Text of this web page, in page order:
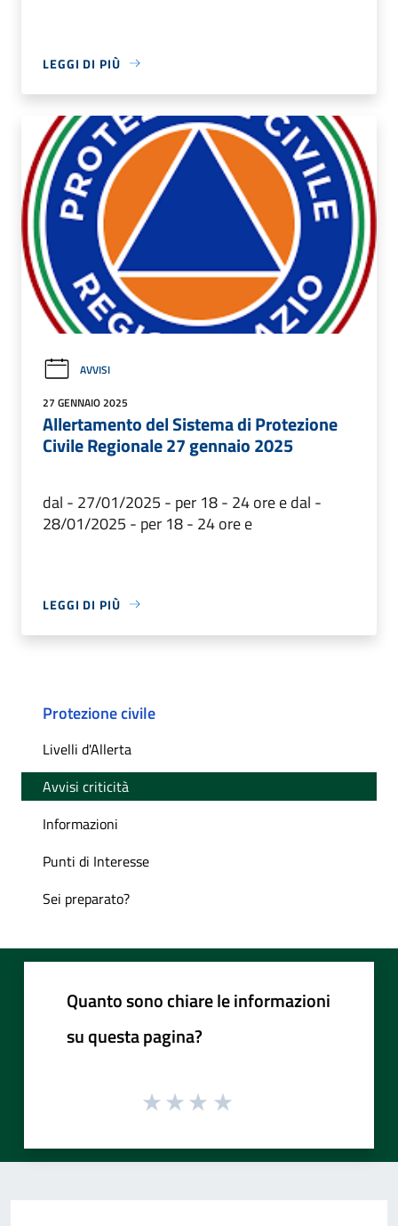
LEGGI DI PIÙ
AVVISI
27 GENNAIO 2025
Allertamento del Sistema di Protezione
Civile Regionale 27 gennaio 2025
dal - 27/01/2025 - per 18 - 24 ore e dal -
28/01/2025 - per 18 - 24 ore e
LEGGI DI PIÙ
Protezione civile
Livelli d'Allerta
Avvisi criticità
Informazioni
Punti di Interesse
Sei preparato?
Quanto sono chiare le informazioni
su questa pagina?